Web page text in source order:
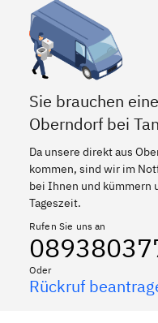
Sie brauchen
Oberndorf bei
Da unsere direkt aus
kommen, sind wir im
bei Ihnen und kümmern
Tageszeit.
Rufen Sie uns an
Oder
Rückruf